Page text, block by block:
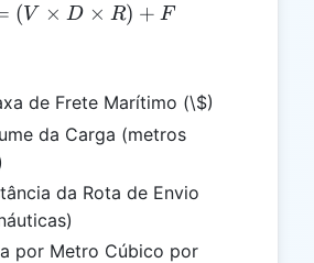
SR = (V \times D \times
(V × D × R) + F
de Frete Marítimo (\$)
da Carga (metros
da Rota de Envio
por Metro Cúbico por